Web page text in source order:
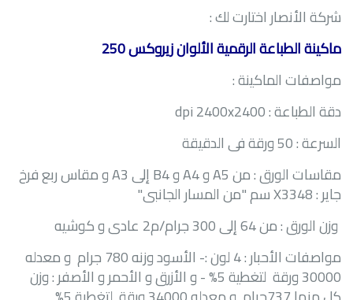
شركة الأنصار اختارت لك :
ماكينة الطباعة الرقمية الألوان زيروكس 250
مواصفات الماكينة :
دقة الطباعة :dpi 2400x2400
السرعة : 50 ورقة فى الدقيقة
مقاسات الورق : منA5وA4وB4إلىA3و مقاس ربع فرخ
جاير :48
X33سم "من المسار الجانبى"
وزن الورق : من 64 إلى 300 جرام/م2 عادى و كوشيه
مواصفات الأحبار : 4 لون :- الأسود وزنه 780 جرام و معدله
30000 ورقة لتغطية 5% - و الأزرق و الأحمر و الأصفر : وزن